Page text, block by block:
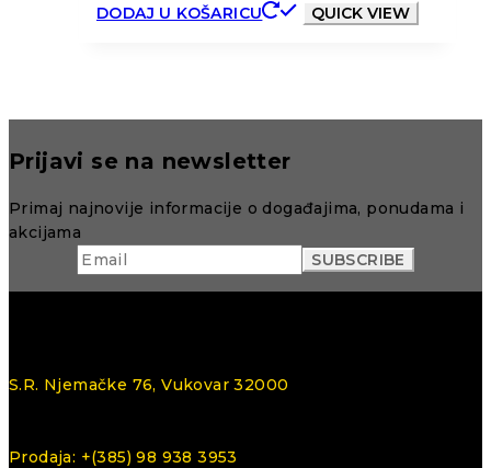
DODAJ U KOŠARICU
QUICK VIEW
Prijavi se na newsletter
Primaj najnovije informacije o događajima, ponudama i
akcijama
S.R. Njemačke 76, Vukovar 32000
Prodaja: +(385) 98 938 3953